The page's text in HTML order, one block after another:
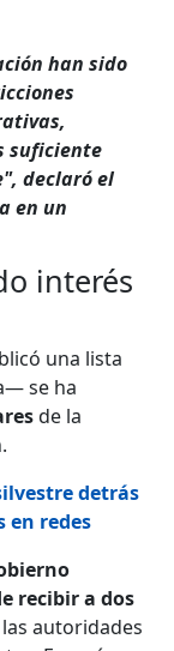
han sido
suficiente
declaró el
en un
interés
una lista
se ha
de la
detrás
en redes
recibir a dos
autoridades